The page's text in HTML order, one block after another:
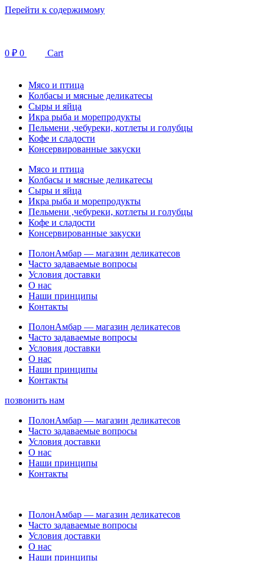
Перейти к содержимому
0 ₽ 0 Cart
Мясо и птица
Колбасы и мясные деликатесы
Сыры и яйца
Икра рыба и морепродукты
Пельмени ,чебуреки, котлеты и голубцы
Кофе и сладости
Консервированные закуски
Мясо и птица
Колбасы и мясные деликатесы
Сыры и яйца
Икра рыба и морепродукты
Пельмени ,чебуреки, котлеты и голубцы
Кофе и сладости
Консервированные закуски
ПолонАмбар — магазин деликатесов
Часто задаваемые вопросы
Условия доставки
О нас
Наши принципы
Контакты
ПолонАмбар — магазин деликатесов
Часто задаваемые вопросы
Условия доставки
О нас
Наши принципы
Контакты
позвонить нам
ПолонАмбар — магазин деликатесов
Часто задаваемые вопросы
Условия доставки
О нас
Наши принципы
Контакты
ПолонАмбар — магазин деликатесов
Часто задаваемые вопросы
Условия доставки
О нас
Наши принципы